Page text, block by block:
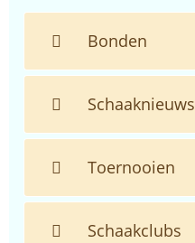
Bonden
Schaaknieuws
Toernooien
Schaakclubs